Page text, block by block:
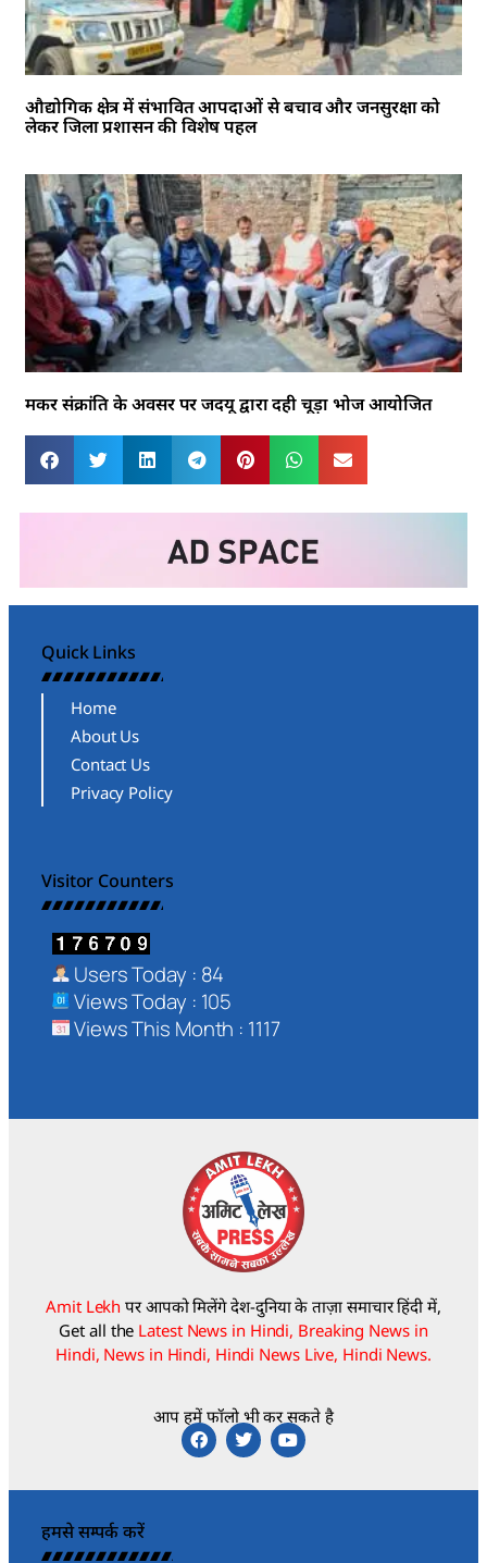
औद्योगिक क्षेत्र में संभावित आपदाओं से बचाव और जनसुरक्षा को
लेकर जिला प्रशासन की विशेष पहल
मकर संक्रांति के अवसर पर जदयू द्वारा दही चूड़ा भोज आयोजित
Quick Links
Home
About Us
Contact Us
Privacy Policy
Visitor Counters
Users Today : 84
Views Today : 105
Views This Month : 1117
Amit Lekh पर आपको मिलेंगे देश-दुनिया के ताज़ा समाचार हिंदी में,
Get all the Latest News in Hindi, Breaking News in
Hindi, News in Hindi, Hindi News Live, Hindi News.
आप हमें फॉलो भी कर सकते है
हमसे सम्पर्क करें